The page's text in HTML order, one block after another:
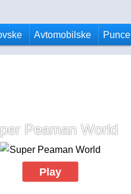
Avtomobilske Punce
Peaman World
Play